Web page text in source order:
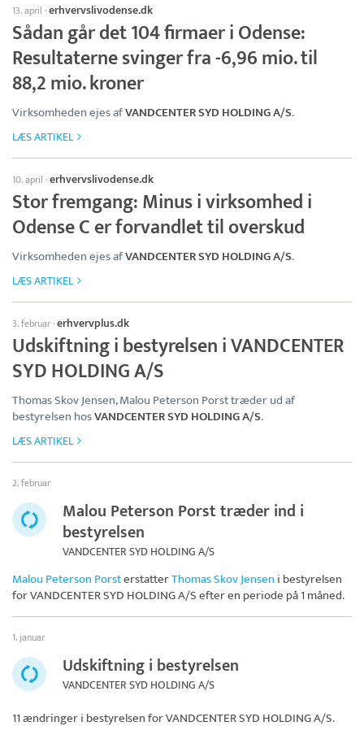
13. april ·erhvervslivodense.dk
Sådan går det 104 firmaer i Odense:
Resultaterne svinger fra -6,96 mio. til
88,2 mio. kroner
Virksomheden ejes afVANDCENTER SYD HOLDING A/S.
LÆS ARTIKEL
10. april ·erhvervslivodense.dk
Stor fremgang: Minus i virksomhed i
Odense C er forvandlet til overskud
Virksomheden ejes afVANDCENTER SYD HOLDING A/S.
LÆS ARTIKEL
3. februar·erhvervplus.dk
Udskiftning i bestyrelsen i VANDCENTER
SYD HOLDING A/S
Thomas Skov Jensen, Malou Peterson Porst træder ud af
bestyrelsen hosVANDCENTER SYD HOLDING A/S.
LÆS ARTIKEL
2. februar
Malou Peterson Porst træder ind i
bestyrelsen
VANDCENTER SYD HOLDING A/S
Malou Peterson PorsterstatterThomas Skov Jensen i bestyrelsen
forVANDCENTER SYD HOLDING A/Sefter en periode på 1 måned.
1. januar
Udskiftning i bestyrelsen
VANDCENTER SYD HOLDING A/S
11 ændringer i bestyrelsen forVANDCENTER SYD HOLDING A/S.